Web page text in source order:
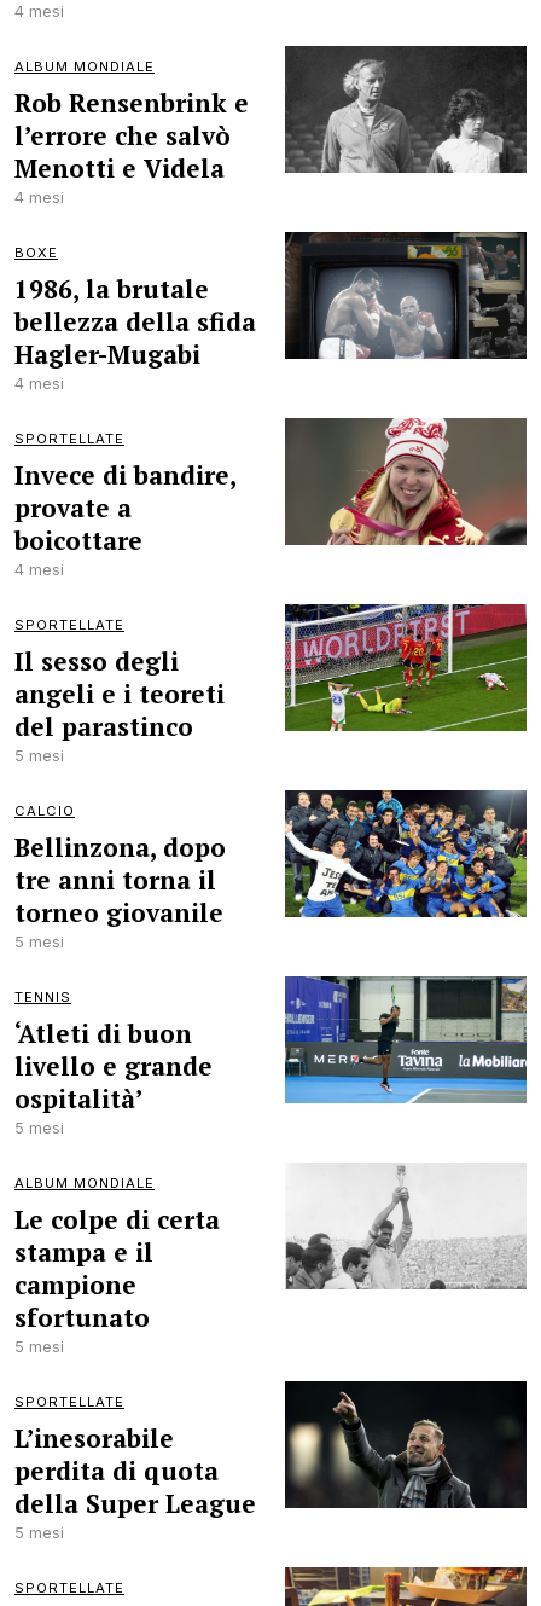
4 mesi
ALBUM MONDIALE
Rob Rensenbrink e
l’errore che salvò
Menotti e Videla
4 mesi
BOXE
1986, la brutale
bellezza della sfida
Hagler-Mugabi
4 mesi
SPORTELLATE
Invece di bandire,
provate a
boicottare
4 mesi
SPORTELLATE
Il sesso degli
angeli e i teoreti
del parastinco
5 mesi
CALCIO
Bellinzona, dopo
tre anni torna il
torneo giovanile
5 mesi
TENNIS
‘Atleti di buon
livello e grande
ospitalità’
5 mesi
ALBUM MONDIALE
Le colpe di certa
stampa e il
campione
sfortunato
5 mesi
SPORTELLATE
L’inesorabile
perdita di quota
della Super League
5 mesi
SPORTELLATE